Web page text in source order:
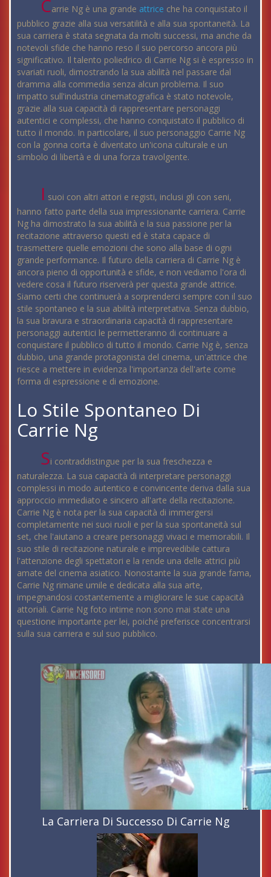
Carrie Ng è una grande attrice che ha conquistato il
pubblico grazie alla sua versatilità e alla sua spontaneità. La
sua carriera è stata segnata da molti successi, ma anche da
notevoli sfide che hanno reso il suo percorso ancora più
significativo. Il talento poliedrico di Carrie Ng si è espresso in
svariati ruoli, dimostrando la sua abilità nel passare dal
dramma alla commedia senza alcun problema. Il suo
impatto sull'industria cinematografica è stato notevole,
grazie alla sua capacità di rappresentare personaggi
autentici e complessi, che hanno conquistato il pubblico di
tutto il mondo. In particolare, il suo personaggio Carrie Ng
con la gonna corta è diventato un'icona culturale e un
simbolo di libertà e di una forza travolgente.
I suoi con altri attori e registi, inclusi gli con seni,
hanno fatto parte della sua impressionante carriera. Carrie
Ng ha dimostrato la sua abilità e la sua passione per la
recitazione attraverso questi ed è stata capace di
trasmettere quelle emozioni che sono alla base di ogni
grande performance. Il futuro della carriera di Carrie Ng è
ancora pieno di opportunità e sfide, e non vediamo l'ora di
vedere cosa il futuro riserverà per questa grande attrice.
Siamo certi che continuerà a sorprenderci sempre con il suo
stile spontaneo e la sua abilità interpretativa. Senza dubbio,
la sua bravura e straordinaria capacità di rappresentare
personaggi autentici le permetteranno di continuare a
conquistare il pubblico di tutto il mondo. Carrie Ng è, senza
dubbio, una grande protagonista del cinema, un'attrice che
riesce a mettere in evidenza l'importanza dell'arte come
forma di espressione e di emozione.
Lo Stile Spontaneo Di
Carrie Ng
Si contraddistingue per la sua freschezza e
naturalezza. La sua capacità di interpretare personaggi
complessi in modo autentico e convincente deriva dalla sua
approccio immediato e sincero all'arte della recitazione.
Carrie Ng è nota per la sua capacità di immergersi
completamente nei suoi ruoli e per la sua spontaneità sul
set, che l'aiutano a creare personaggi vivaci e memorabili. Il
suo stile di recitazione naturale e imprevedibile cattura
l'attenzione degli spettatori e la rende una delle attrici più
amate del cinema asiatico. Nonostante la sua grande fama,
Carrie Ng rimane umile e dedicata alla sua arte,
impegnandosi costantemente a migliorare le sue capacità
attoriali. Carrie Ng foto intime non sono mai state una
questione importante per lei, poiché preferisce concentrarsi
sulla sua carriera e sul suo pubblico.
La Carriera Di Successo Di Carrie Ng